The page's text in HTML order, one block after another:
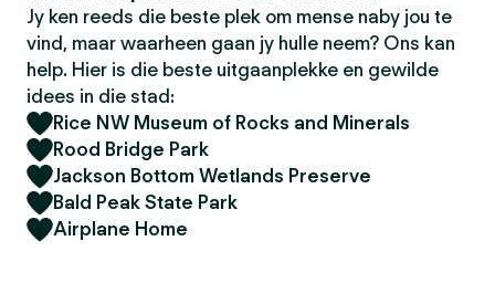
Jy ken reeds die beste plek om mense naby jou te
vind, maar waarheen gaan jy hulle neem? Ons kan
help. Hier is die beste uitgaanplekke en gewilde
idees in die stad:
Rice NW Museum of Rocks and Minerals
Rood Bridge Park
Jackson Bottom Wetlands Preserve
Bald Peak State Park
Airplane Home